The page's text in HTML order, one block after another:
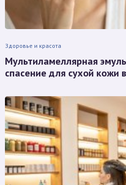
Здоровье и красота
Мультиламеллярная
спасение для сухой кожи